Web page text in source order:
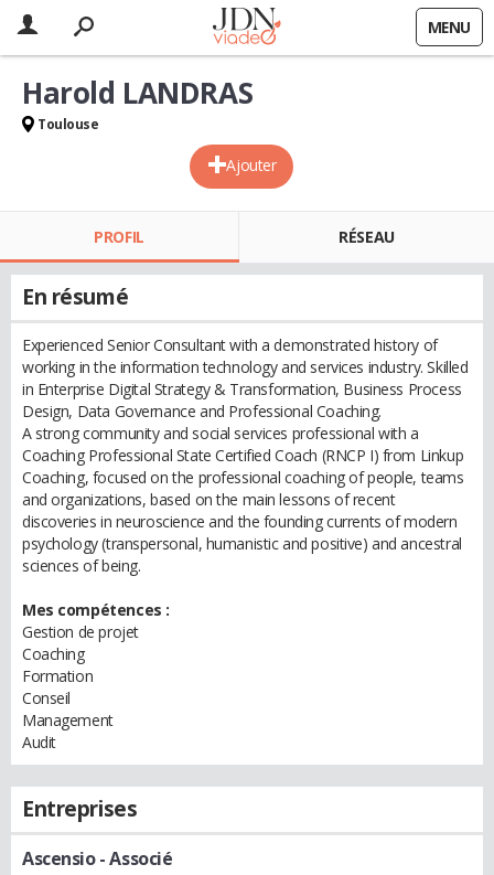
MENU
Ajouter
Harold LANDRAS
Toulouse
PROFIL RÉSEAU
En résumé
Experienced Senior Consultant with a demonstrated history of
working in the information technology and services industry. Skilled
in Enterprise Digital Strategy & Transformation, Business Process
Design, Data Governance and Professional Coaching.
A strong community and social services professional with a
Coaching Professional State Certified Coach (RNCP I) from Linkup
Coaching, focused on the professional coaching of people, teams
and organizations, based on the main lessons of recent
discoveries in neuroscience and the founding currents of modern
psychology (transpersonal, humanistic and positive) and ancestral
sciences of being.
Mes compétences :
Gestion de projet
Coaching
Formation
Conseil
Management
Audit
Entreprises
Ascensio- Associé